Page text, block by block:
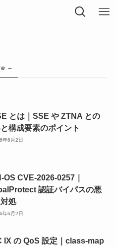
–
とは｜SSE や ZTNA との
構成要素のポイント
年6月2日
OS CVE-2026-0257｜
認証バイパスの悪
処
年6月2日
IX の QoS 設定｜class-map